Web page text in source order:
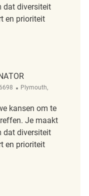
dat diversiteit
en prioriteit
Plaats
Plymouth,
kansen om te
Je maakt
dat diversiteit
en prioriteit